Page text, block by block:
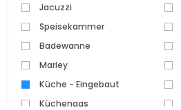
Jacuzzi
Speisekammer
Badewanne
Marley
Küche - Eingebaut
Küchengas